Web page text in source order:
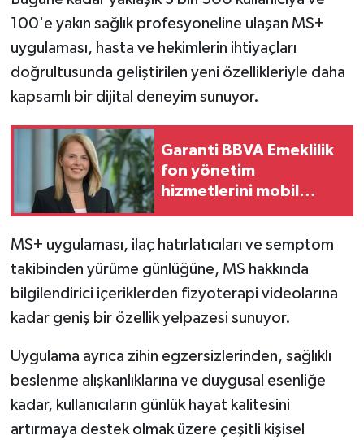
100'e yakın sağlık profesyoneline ulaşan MS+
uygulaması, hasta ve hekimlerin ihtiyaçları
doğrultusunda geliştirilen yeni özellikleriyle daha
kapsamlı bir dijital deneyim sunuyor.
Garanti BBVA Emeklilik
fon yönetim
hizmetlerini mobil
MS+ uygulaması, ilaç hatırlatıcıları ve semptom
takibinden yürüme günlüğüne, MS hakkında
bilgilendirici içeriklerden fizyoterapi videolarına
kadar geniş bir özellik yelpazesi sunuyor.
Uygulama ayrıca zihin egzersizlerinden, sağlıklı
beslenme alışkanlıklarına ve duygusal esenliğe
kadar, kullanıcıların günlük hayat kalitesini
artırmaya destek olmak üzere çeşitli kişisel